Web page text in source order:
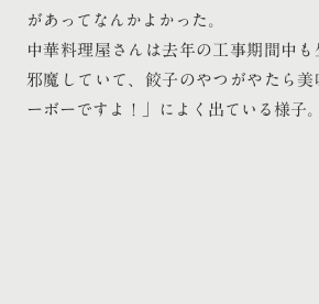
があってなんかよかった。
中華料理屋さんは去年の工事期間中
邪魔していて、餃子のやつがやたら美
ーボーですよ！」によく出ている様子。